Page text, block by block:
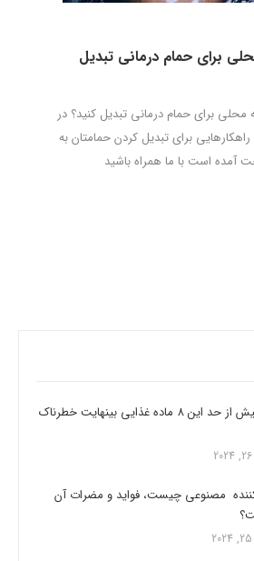
برای حمام درمانی تبدیل
محلی برای حمام درمانی تبدیل کنید؟ در
برای تبدیل کردن حمامتان به
آمده است با ما همراه باشید
مصرف بیش از حد این 8 ماده غذایی بینهایت خطرناک
مصنوعی چیست، فواید و مضرات آن